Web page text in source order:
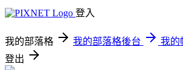
登入
我的部落格 我的部落格後台
我的
登出